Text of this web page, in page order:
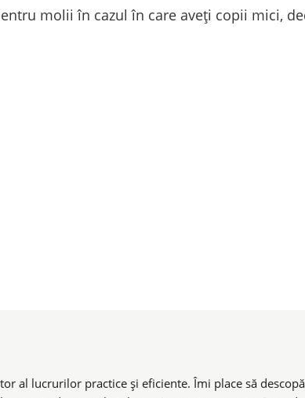
molii în cazul în care aveți copii mici,
al lucrurilor practice și eficiente. Îmi place să